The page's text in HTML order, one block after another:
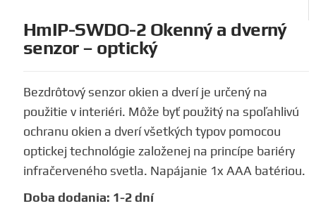
HmIP-SWDO-2 Okenný a dverný
senzor – optický
Bezdrôtový senzor okien a dverí je určený na
použitie v interiéri. Môže byť použitý na spoľahlivú
ochranu okien a dverí všetkých typov pomocou
optickej technológie založenej na princípe bariéry
infračerveného svetla. Napájanie 1x AAA batériou.
Doba dodania: 1-2 dní